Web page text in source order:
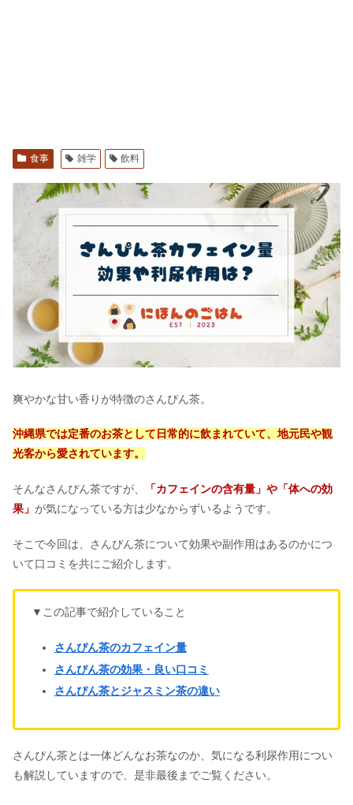
食事 雑学 飲料
爽やかな甘い香りが特徴のさんぴん茶。
沖縄県では定番のお茶として日常的に飲まれていて、地元民や観
光客から愛されています。
そんなさんぴん茶ですが、
「カフェインの含有量」や「体への効
果」 が気になっている方は少なからずいるようです。
そこで今回は、さんぴん茶について効果や副作用はあるのかにつ
いて口コミを共にご紹介します。
▼この記事で紹介していること
さんぴん茶のカフェイン量
さんぴん茶の効果・良い口コミ
さんぴん茶とジャスミン茶の違い
さんぴん茶とは一体どんなお茶なのか、気になる利尿作用につい
も解説していますので、是非最後までご覧ください。